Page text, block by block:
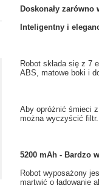
Doskonały zarówno
Inteligentny i
Robot składa się z 7
ABS, matowe boki i
Aby opróżnić śmieci z
można wyczyścić filtr.
5200 mAh - Bardzo
Robot wyposażony
martwić o ładowanie